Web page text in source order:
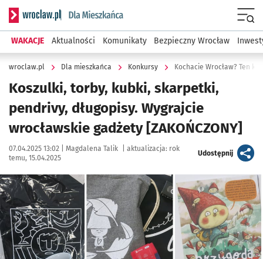
Serwis informacyjny wroclaw.pl podserwis: Dla mieszkańca
WAKACJE Aktualności Komunikaty Bezpieczny Wrocław
wroclaw.pl Dla mieszkańca Konkursy Kochacie Wrocław? Ten
Koszulki, torby, kubki, skarpetki,
pendrivy, długopisy. Wygrajcie
wrocławskie gadżety [ZAKOŃCZONY]
Data publikacji:
07.04.2025 13:02 | Autor:
Magdalena Talik aktualizacja: rok
temu, 15.04.2025
Udostępnijartykuł
Kliknij, aby powiększyć